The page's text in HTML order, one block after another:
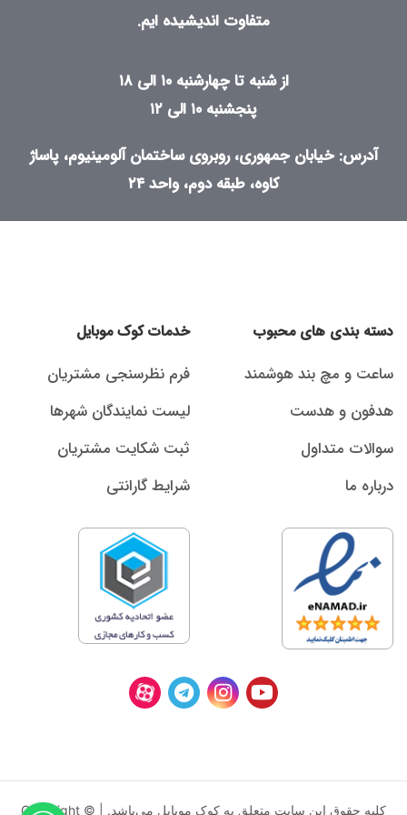
متفاوت اندیشیده ایم.
از شنبه تا چهارشنبه ۱۰ الی ۱۸
پنجشنبه ۱۰ الی ۱۲
آدرس: خیابان جمهوری، روبروی ساختمان آلومینیوم، پاساژ
کاوه، طبقه دوم، واحد ۲۴
دسته بندی های محبوب
ساعت و مچ بند هوشمند
هدفون و هدست
سوالات متداول
درباره ما
خدمات کوک موبایل
فرم نظرسنجی مشتریان
لیست نمایندگان شهرها
ثبت شکایت مشتریان
شرایط گارانتی
کليه حقوق اين سايت متعلق به کوک موبایل می‌باشد. | Copyright ©